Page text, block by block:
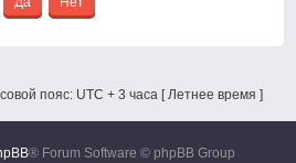
пояс: UTC + 3 часа [ Летнее время ]
® Forum Software © phpBB Group